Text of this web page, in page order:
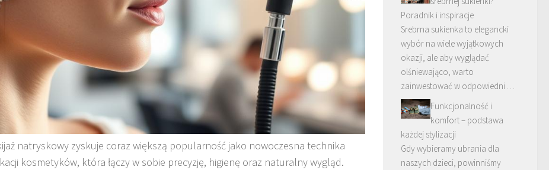
natryskowy zyskuje coraz większą popularność jako nowoczesna technika
kosmetyków, która łączy w sobie precyzję, higienę oraz naturalny wygląd.
Poradnik i inspiracje
Srebrna sukienka to elegancki
wybór na wiele wyjątkowych
okazji, ale aby wyglądać
olśniewająco, warto
zainwestować w odpowiedni …
Funkcjonalność i
komfort – podstawa
każdej stylizacji
Gdy wybieramy ubrania dla
naszych dzieci, powinniśmy